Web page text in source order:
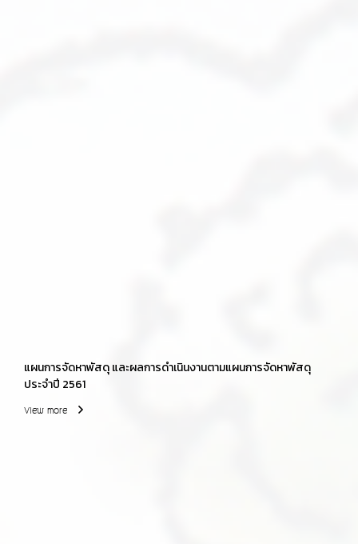
แผนการจัดหาพัสดุ และผลการดำเนินงานตามแผนการจัดหาพัสดุ
ประจำปี 2561
View more